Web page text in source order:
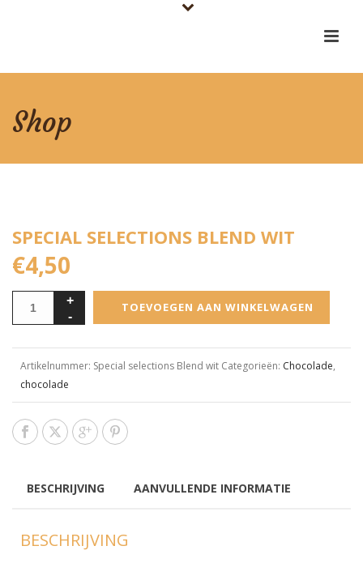
Shop
SPECIAL SELECTIONS BLEND WIT
€4,50
TOEVOEGEN AAN WINKELWAGEN
Artikelnummer: Special selections Blend wit Categorieën: Chocolade,
chocolade
BESCHRIJVING AANVULLENDE INFORMATIE
BESCHRIJVING